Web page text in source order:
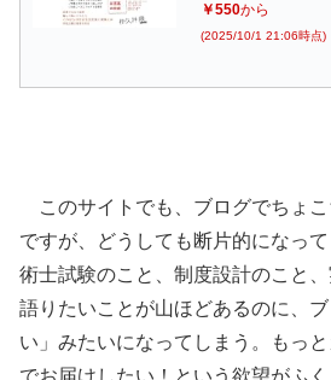
￥550から
(2025/10/1 21:06時点)
このサイトでも、ブログでちょ
ですが、どうしても断片的になっ
術士試験のこと、制度設計のこと
語りたいことが山ほどあるのに、
い」みたいになってしまう。もっ